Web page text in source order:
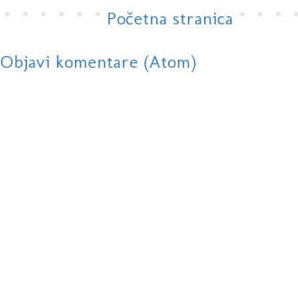
Početna stranica
Objavi komentare (Atom)